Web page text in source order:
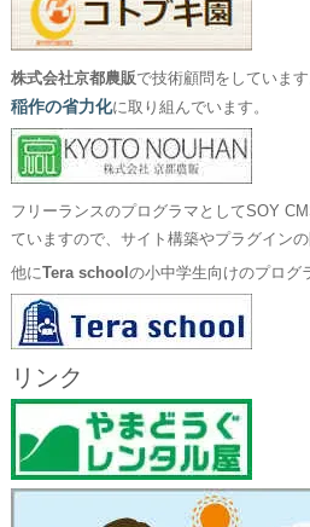
株式会社京都農販で技術顧問をしています
稲作の省力化に取り組んでいます。
フリーランスのプログラマとしてSOY
ていますので、サイト構築やプラグインの
他にTera school の小中学生向けのプログ
リンク